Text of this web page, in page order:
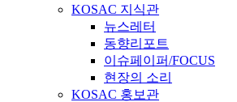
KOSAC 지식관
뉴스레터
동향리포트
이슈페이퍼/FOCUS
현장의 소리
KOSAC 홍보관